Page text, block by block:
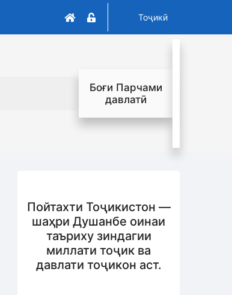
Тоҷикӣ
Боғи Парчами
давлатӣ
Пойтахти Тоҷикистон —
шаҳри Душанбе оинаи
таъриху зиндагии
миллати тоҷик ва
давлати тоҷикон аст.